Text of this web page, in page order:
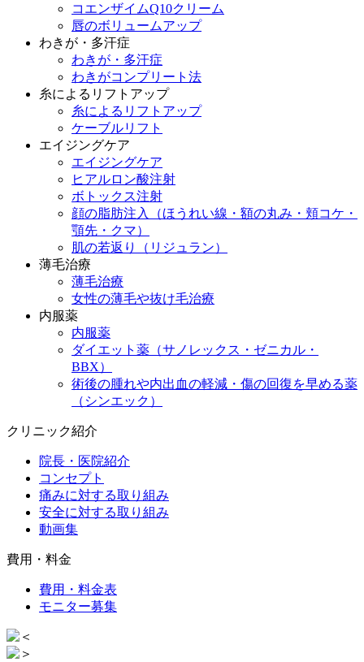
コエンザイムQ10クリーム
唇のボリュームアップ
わきが・多汗症
わきが・多汗症
わきがコンプリート法
糸によるリフトアップ
糸によるリフトアップ
ケーブルリフト
エイジングケア
エイジングケア
ヒアルロン酸注射
ボトックス注射
顔の脂肪注入（ほうれい線・額の丸み・頬コケ・
顎先・クマ）
肌の若返り（リジュラン）
薄毛治療
薄毛治療
女性の薄毛や抜け毛治療
内服薬
内服薬
ダイエット薬（サノレックス・ゼニカル・
BBX）
術後の腫れや内出血の軽減・傷の回復を早める薬
（シンエック）
クリニック紹介
院長・医院紹介
コンセプト
痛みに対する取り組み
安全に対する取り組み
動画集
費用・料金
費用・料金表
モニター募集